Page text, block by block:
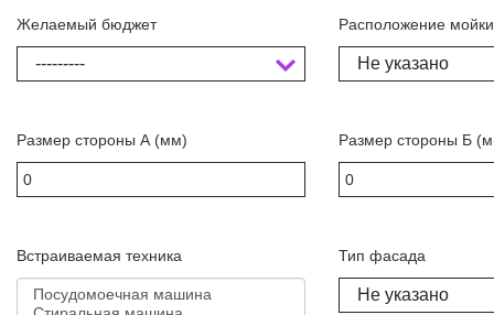
Желаемый бюджет
---------
Размер стороны А (мм)
Встраиваемая техника
Расположение мойки
Не указано
Размер стороны Б
Тип фасада
Не указано